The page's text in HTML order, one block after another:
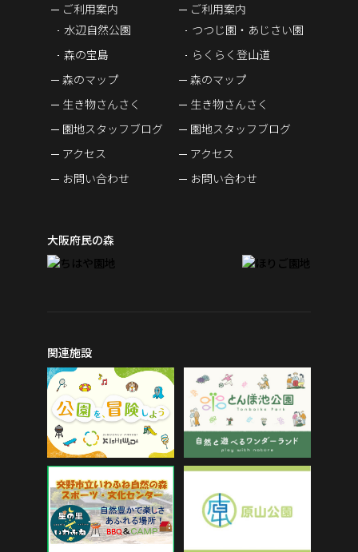
ご利用案内
水辺自然公園
森の宝島
森のマップ
生き物さんさく
園地スタッフブログ
アクセス
お問い合わせ
ご利用案内
つつじ園・あじさい園
らくらく登山道
森のマップ
生き物さんさく
園地スタッフブログ
アクセス
お問い合わせ
大阪府民の森
関連施設